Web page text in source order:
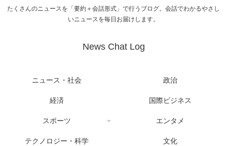
たくさんのニュースを「要約＋会話形式」で行うブログ。会話でわかるやさし
いニュースを毎日お届けします。
News Chat Log
ニュース・社会 政治
経済 国際ビジネス
スポーツ エンタメ
テクノロジー・科学 文化